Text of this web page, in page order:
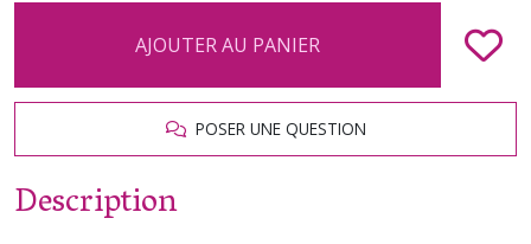
AJOUTER AU PANIER
POSER UNE QUESTION
Description